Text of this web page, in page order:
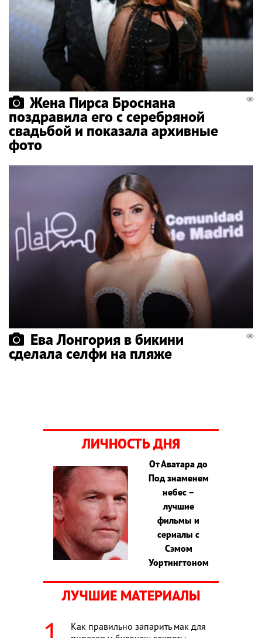
Жена Пирса Броснана
поздравила его с серебряной
свадьбой и показала архивные
фото
Ева Лонгория в бикини
сделала селфи на пляже
ЛИЧНОСТЬ ДНЯ
От Аватара до
Под знаменем
небес –
лучшие
фильмы и
сериалы с
Сэмом
Уортингтоном
ЛУЧШИЕ МАТЕРИАЛЫ
Как правильно запарить мак для